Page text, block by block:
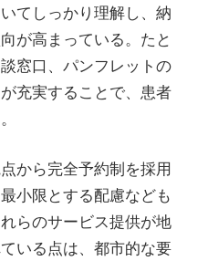
てしっかり理解し、納
が高まっている。たと
窓口、パンフレットの
充実することで、患者
から完全予約制を採用
小限とする配慮なども
らのサービス提供が地
いる点は、都市的な要